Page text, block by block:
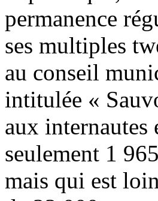
permanence
ses multiples
au conseil
intitulée «
aux internautes
seulement 1
mais qui est